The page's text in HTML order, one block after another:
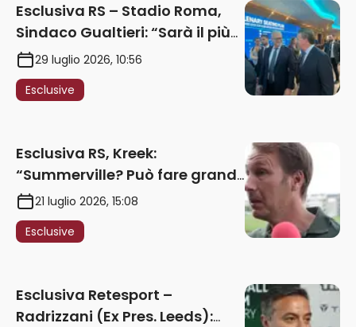
Esclusiva RS – Stadio Roma,
Sindaco Gualtieri: “Sarà il più
iconico del mondo. Assoluta
unità politica. Prima pietra nel
2027. Ricorsi strumentali?
29 luglio 2026, 10:56
Esclusive
Esclusiva RS, Kreek:
“Summerville? Può fare grandi
cose in Serie A. Godts deve
maturare esperienza per
giocare nella Roma”
21 luglio 2026, 15:08
Esclusive
Esclusiva Retesport –
Radrizzani (Ex Pres. Leeds):